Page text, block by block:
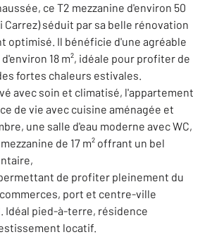
ce T2 mezzanine d'environ 50
Carrez) séduit par sa belle rénovation
optimisé. Il bénéficie d'une agréable
18 m², idéale pour profiter de
fortes chaleurs estivales.
avec soin et climatisé, l'appartement
de vie avec cuisine aménagée et
une salle d'eau moderne avec WC,
de 17 m² offrant un bel
de profiter pleinement du
port et centre-ville
Idéal pied-à-terre, résidence
locatif.